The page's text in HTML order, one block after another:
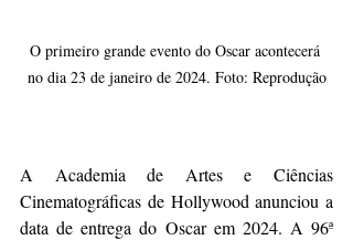
O primeiro grande evento do Oscar acontecerá
no dia 23 de janeiro de 2024. Foto: Reprodução
A Academia de Artes e Ciências
Cinematográficas de Hollywood anunciou a
data de entrega do Oscar em 2024. A 96ª